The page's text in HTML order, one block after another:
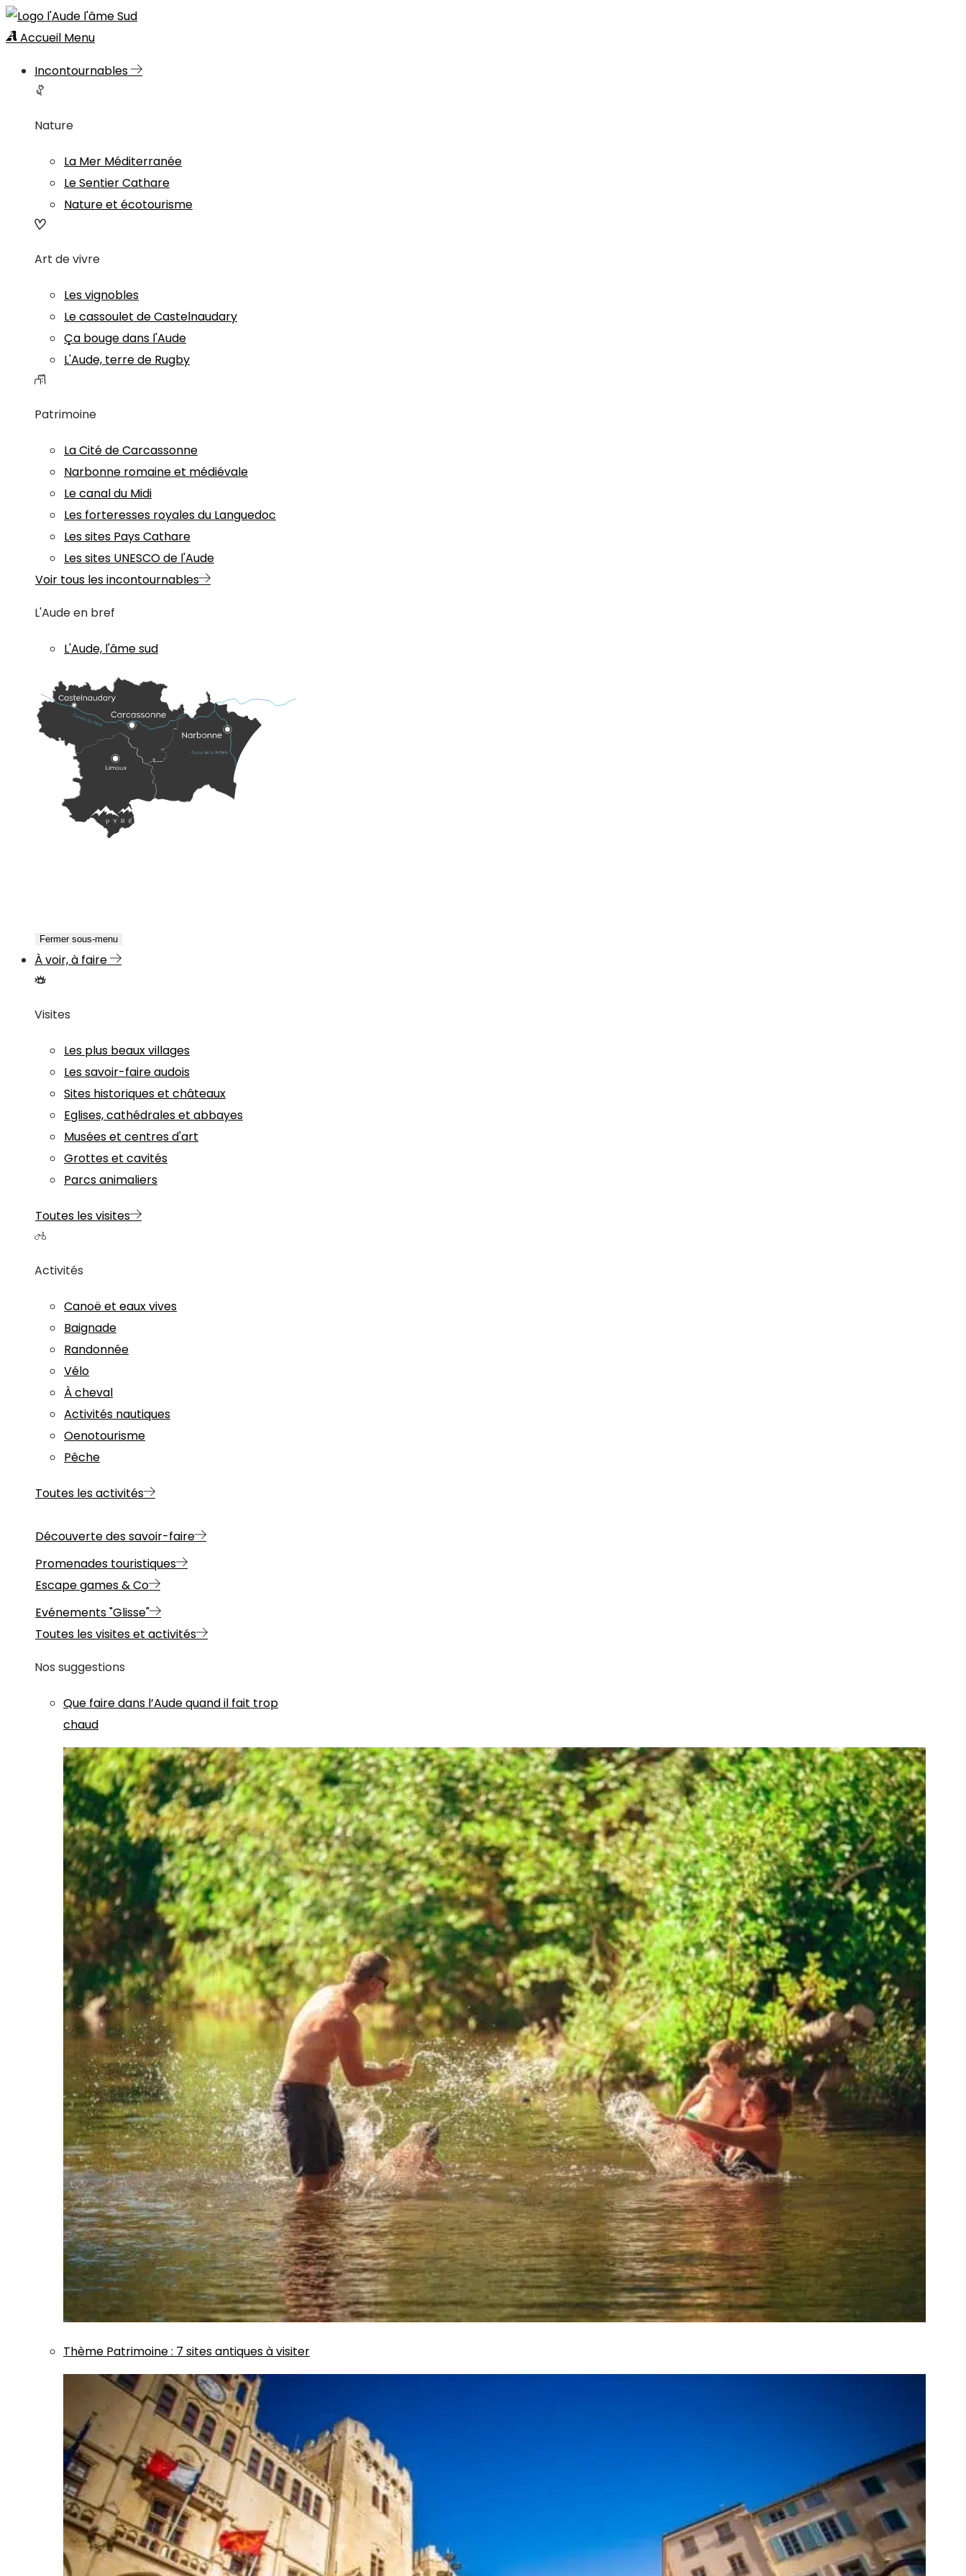
Accueil Menu
Incontournables
Nature
La Mer Méditerranée
Le Sentier Cathare
Nature et écotourisme
Art de vivre
Les vignobles
Le cassoulet de Castelnaudary
Ça bouge dans l'Aude
L'Aude, terre de Rugby
Patrimoine
La Cité de Carcassonne
Narbonne romaine et médiévale
Le canal du Midi
Les forteresses royales du Languedoc
Les sites Pays Cathare
Les sites UNESCO de l'Aude
Voir tous les incontournables
L'Aude en bref
L'Aude, l'âme sud
Fermer sous-menu
À voir, à faire
Visites
Les plus beaux villages
Les savoir-faire audois
Sites historiques et châteaux
Eglises, cathédrales et abbayes
Musées et centres d'art
Grottes et cavités
Parcs animaliers
Toutes les visites
Activités
Canoë et eaux vives
Baignade
Randonnée
Vélo
À cheval
Activités nautiques
Oenotourisme
Pêche
Toutes les activités
Découverte des savoir-faire
Promenades touristiques
Escape games & Co
Evénements "Glisse"
Toutes les visites et activités
Nos suggestions
Que faire dans l’Aude quand il fait trop
chaud
Thème Patrimoine: 7 sites antiques à visiter